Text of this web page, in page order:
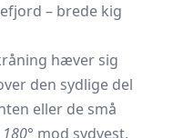
– brede kig
hæver sig
den sydlige del
eller de små
180° mod sydvest,